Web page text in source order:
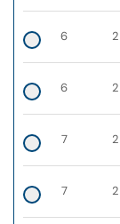
6 2
6 2
7 2
7 2